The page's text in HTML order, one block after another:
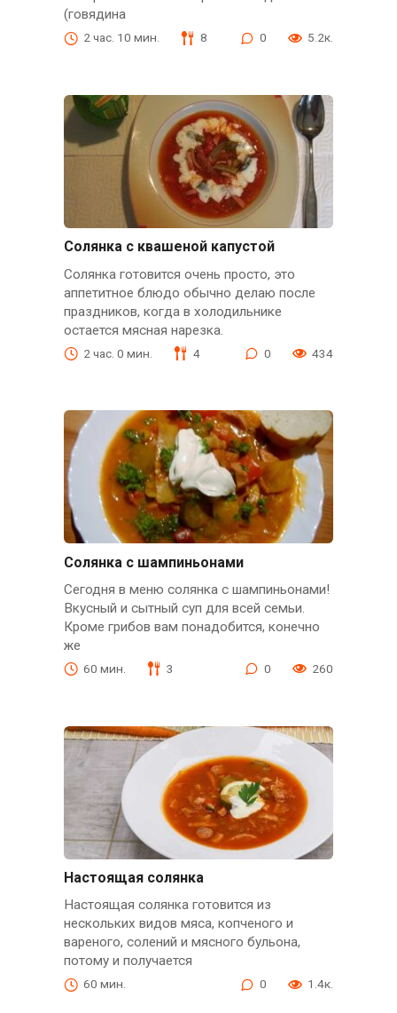
(говядина
2 час. 10 мин. 8 0 5.2к.
Солянка с квашеной капустой
Солянка готовится очень просто, это
аппетитное блюдо обычно делаю после
праздников, когда в холодильнике
остается мясная нарезка.
2 час. 0 мин. 4 0 434
Солянка с шампиньонами
Сегодня в меню солянка с шампиньонами!
Вкусный и сытный суп для всей семьи.
Кроме грибов вам понадобится, конечно
же
60 мин. 3 0 260
Настоящая солянка
Настоящая солянка готовится из
нескольких видов мяса, копченого и
вареного, солений и мясного бульона,
потому и получается
60 мин. 0 1.4к.